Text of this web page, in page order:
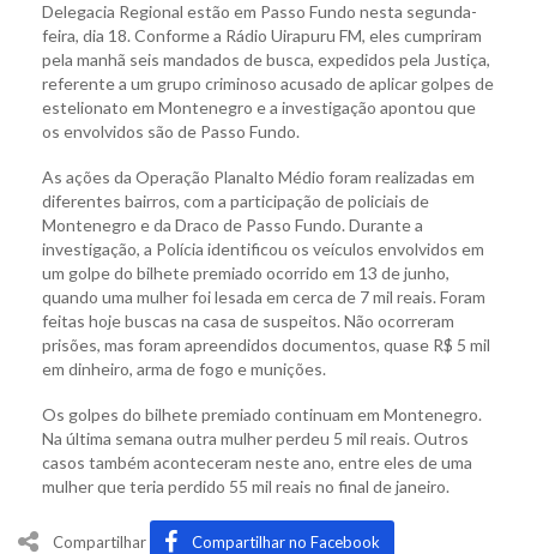
Delegacia Regional estão em Passo Fundo nesta segunda-
feira, dia 18. Conforme a Rádio Uirapuru FM, eles cumpriram
pela manhã seis mandados de busca, expedidos pela Justiça,
referente a um grupo criminoso acusado de aplicar golpes de
estelionato em Montenegro e a investigação apontou que
os envolvidos são de Passo Fundo.
As ações da Operação Planalto Médio foram realizadas em
diferentes bairros, com a participação de policiais de
Montenegro e da Draco de Passo Fundo. Durante a
investigação, a Polícia identificou os veículos envolvidos em
um golpe do bilhete premiado ocorrido em 13 de junho,
quando uma mulher foi lesada em cerca de 7 mil reais. Foram
feitas hoje buscas na casa de suspeitos. Não ocorreram
prisões, mas foram apreendidos documentos, quase R$ 5 mil
em dinheiro, arma de fogo e munições.
Os golpes do bilhete premiado continuam em Montenegro.
Na última semana outra mulher perdeu 5 mil reais. Outros
casos também aconteceram neste ano, entre eles de uma
mulher que teria perdido 55 mil reais no final de janeiro.
Compartilhar Compartilhar no Facebook